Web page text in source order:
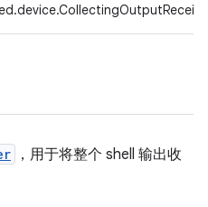
，用于将整个 shell 输出收